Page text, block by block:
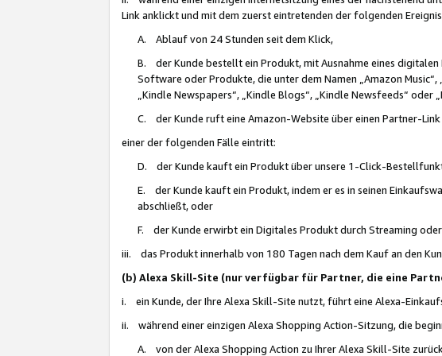
Link anklickt und mit dem zuerst eintretenden der folgenden
A. Ablauf von 24 Stunden seit dem Klick,
B. der Kunde bestellt ein Produkt, mit Ausnahme eines digitalen
Software oder Produkte, die unter dem Namen „Amazon Music“,
„Kindle Newspapers“, „Kindle Blogs“, „Kindle Newsfeeds“ oder
C. der Kunde ruft eine Amazon-Website über einen Partner-
einer der folgenden Fälle eintritt:
D. der Kunde kauft ein Produkt über unsere 1-Click-
E. der Kunde kauft ein Produkt, indem er es in seinen
abschließt, oder
F. der Kunde erwirbt ein Digitales Produkt durch Streaming
iii. das Produkt innerhalb von 180 Tagen nach dem Kauf an den
(b) Alexa Skill-Site (nur verfügbar für Partner, die eine
i. ein Kunde, der Ihre Alexa Skill-Site nutzt, führt eine Alexa-
ii. während einer einzigen Alexa Shopping Action-Sitzung, die
A. von der Alexa Shopping Action zu Ihrer Alexa Skill-Site